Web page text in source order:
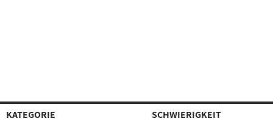
KATEGORIE
SCHWIERIGKEIT